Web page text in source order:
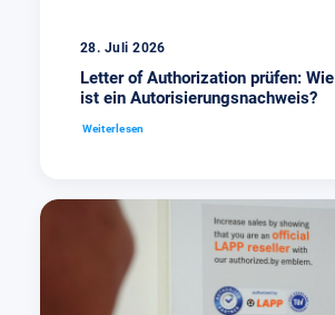
28. Juli 2026
Letter of Authorization prüfen:
ist ein Autorisierungsnachweis?
Weiterlesen